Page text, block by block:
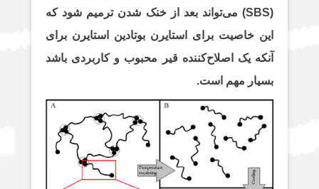
(SBS) می‌تواند بعد از خنک شدن ترمیم شود که
این خاصیت برای استایرن بوتادین استایرن برای
آنکه یک اصلاح‌کننده قیر محبوب و کاربردی باشد
بسیار مهم است.